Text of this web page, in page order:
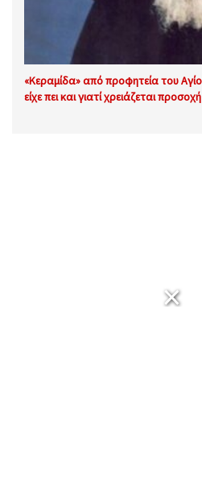
«Κεραμίδα» από προφητεία του
είχε πει και γιατί χρειάζεται